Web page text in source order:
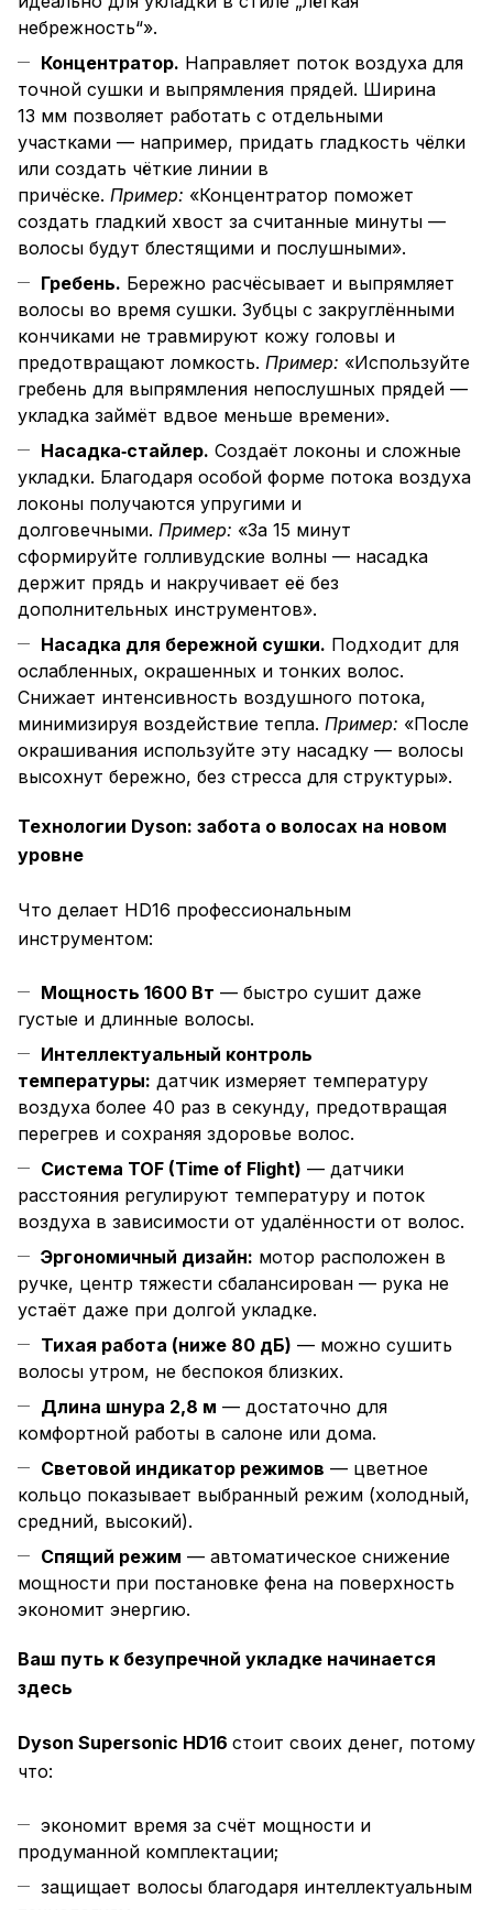
небрежность“».
Концентратор. Направляет поток воздуха для
точной сушки и выпрямления прядей. Ширина
13 мм позволяет работать с отдельными
участками — например, придать гладкость чёлки
или создать чёткие линии в
причёске. Пример: «Концентратор поможет
создать гладкий хвост за считанные минуты —
волосы будут блестящими и послушными».
Гребень. Бережно расчёсывает и выпрямляет
волосы во время сушки. Зубцы с закруглёнными
кончиками не травмируют кожу головы и
предотвращают ломкость. Пример: «Используйте
гребень для выпрямления непослушных прядей —
укладка займёт вдвое меньше времени».
Насадка‑стайлер. Создаёт локоны и сложные
укладки. Благодаря особой форме потока воздуха
локоны получаются упругими и
долговечными. Пример: «За 15 минут
сформируйте голливудские волны — насадка
держит прядь и накручивает её без
дополнительных инструментов».
Насадка для бережной сушки. Подходит для
ослабленных, окрашенных и тонких волос.
Снижает интенсивность воздушного потока,
минимизируя воздействие тепла. Пример: «После
окрашивания используйте эту насадку — волосы
высохнут бережно, без стресса для структуры».
Технологии Dyson: забота о волосах на новом
уровне
Что делает HD16 профессиональным
инструментом:
Мощность 1600 Вт — быстро сушит даже
густые и длинные волосы.
Интеллектуальный контроль
температуры: датчик измеряет температуру
воздуха более 40 раз в секунду, предотвращая
перегрев и сохраняя здоровье волос.
Система TOF (Time of Flight) — датчики
расстояния регулируют температуру и поток
воздуха в зависимости от удалённости от волос.
Эргономичный дизайн: мотор расположен в
ручке, центр тяжести сбалансирован — рука не
устаёт даже при долгой укладке.
Тихая работа (ниже 80 дБ) — можно сушить
волосы утром, не беспокоя близких.
Длина шнура 2,8 м — достаточно для
комфортной работы в салоне или дома.
Световой индикатор режимов — цветное
кольцо показывает выбранный режим (холодный,
средний, высокий).
Спящий режим — автоматическое снижение
мощности при постановке фена на поверхность
экономит энергию.
Ваш путь к безупречной укладке начинается
здесь
Dyson Supersonic HD16 стоит своих денег, потому
что:
экономит время за счёт мощности и
продуманной комплектации;
защищает волосы благодаря интеллектуальным